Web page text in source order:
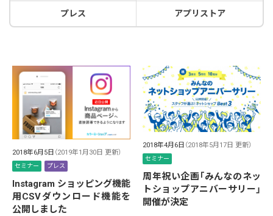
プレス アプリストア
2018年6月5日 （2019年1月30日 更新）
セミナー プレス
Instagram ショッピング機能
用CSVダウンロード機能を
公開しました
2018年4月6日 （2018年5月17日 更新）
セミナー
周年祝い企画「みんなのネッ
トショップアニバーサリー」
開催が決定